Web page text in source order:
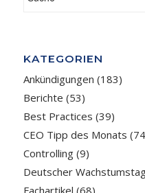
KATEGORIEN
Ankündigungen (183)
Berichte (53)
Best Practices (39)
CEO Tipp des Monats
Controlling(9)
Deutscher